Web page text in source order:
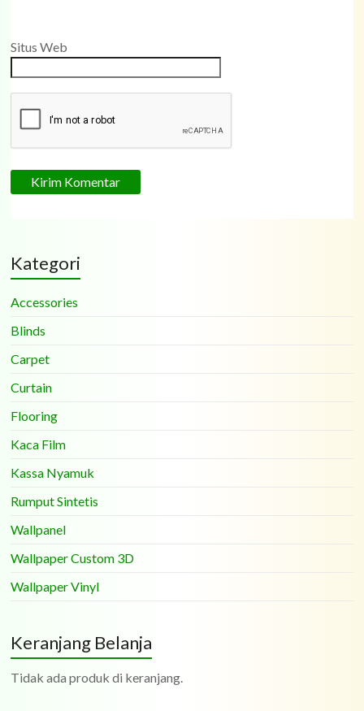
Situs Web
Kategori
Accessories
Blinds
Carpet
Curtain
Flooring
Kaca Film
Kassa Nyamuk
Rumput Sintetis
Wallpanel
Wallpaper Custom 3D
Wallpaper Vinyl
Keranjang Belanja
Tidak ada produk di keranjang.